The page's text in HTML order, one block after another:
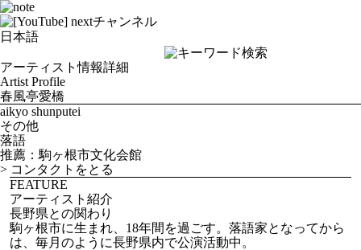
アーティスト情報詳細
Artist Profile
春風亭愛橋
aikyo shunputei
その他
落語
推薦：駒ヶ根市文化会館
> コンタクトをとる
FEATURE
アーティスト紹介
長野県との関わり
駒ヶ根市に生まれ、18年間を過ごす。落語家となってから
は、毎月のように長野県内で公演活動中。